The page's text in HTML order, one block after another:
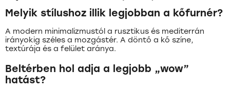
Melyik stílushoz illik legjobban a kőfurnér?
A modern minimalizmustól a rusztikus és mediterrán
irányokig széles a mozgástér. A döntő a kő színe,
textúrája és a felület aránya.
Beltérben hol adja a legjobb „wow”
hatást?